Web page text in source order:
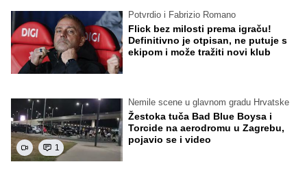
Potvrdio i Fabrizio Romano
Flick bez milosti prema igraču!
Definitivno je otpisan, ne putuje s
ekipom i može tražiti novi klub
1
Nemile scene u glavnom gradu Hrvatske
Žestoka tuča Bad Blue Boysa i
Torcide na aerodromu u Zagrebu,
pojavio se i video